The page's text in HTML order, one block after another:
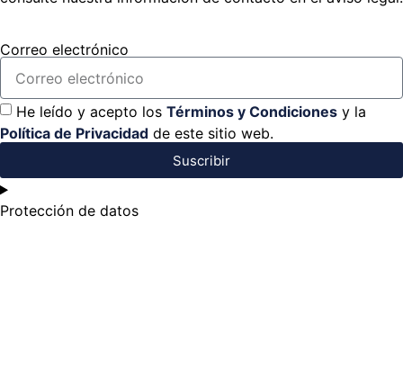
Correo electrónico
He leído y acepto los Términos y Condiciones y la
Política de Privacidad de este sitio web.
Suscribir
Protección de datos